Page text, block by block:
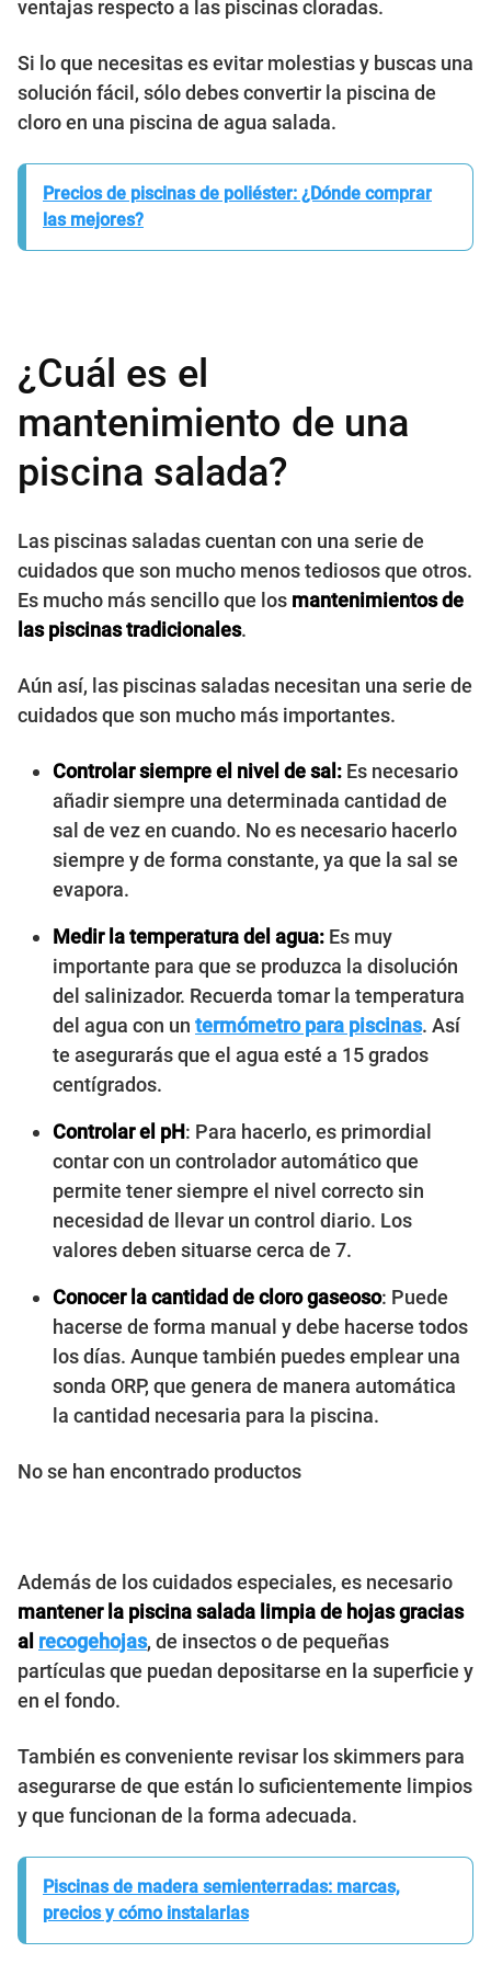
ventajas respecto a las piscinas cloradas.
Si lo que necesitas es evitar molestias y buscas una
solución fácil, sólo debes convertir la piscina de
cloro en una piscina de agua salada.
Precios de piscinas de poliéster: ¿Dónde comprar
las mejores?
¿Cuál es el
mantenimiento de una
piscina salada?
Las piscinas saladas cuentan con una serie de
cuidados que son mucho menos tediosos que otros.
Es mucho más sencillo que los mantenimientos de
las piscinas tradicionales.
Aún así, las piscinas saladas necesitan una serie de
cuidados que son mucho más importantes.
Controlar siempre el nivel de sal: Es necesario
añadir siempre una determinada cantidad de
sal de vez en cuando. No es necesario hacerlo
siempre y de forma constante, ya que la sal se
evapora.
Medir la temperatura del agua: Es muy
importante para que se produzca la disolución
del salinizador. Recuerda tomar la temperatura
del agua con un termómetro para piscinas. Así
te asegurarás que el agua esté a 15 grados
centígrados.
Controlar el pH: Para hacerlo, es primordial
contar con un controlador automático que
permite tener siempre el nivel correcto sin
necesidad de llevar un control diario. Los
valores deben situarse cerca de 7.
Conocer la cantidad de cloro gaseoso: Puede
hacerse de forma manual y debe hacerse todos
los días. Aunque también puedes emplear una
sonda ORP, que genera de manera automática
la cantidad necesaria para la piscina.
No se han encontrado productos
Además de los cuidados especiales, es necesario
mantener la piscina salada limpia de hojas gracias
al recogehojas, de insectos o de pequeñas
partículas que puedan depositarse en la superficie y
en el fondo.
También es conveniente revisar los skimmers para
asegurarse de que están lo suficientemente limpios
y que funcionan de la forma adecuada.
Piscinas de madera semienterradas: marcas,
precios y cómo instalarlas